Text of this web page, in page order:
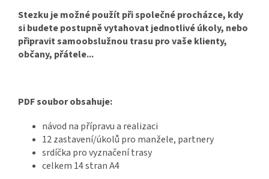
Stezku je možné použít při společné procházce, kdy
si budete postupně vytahovat jednotlivé úkoly, nebo
připravit samoobslužnou trasu pro vaše klienty,
občany, přátele...
PDF soubor obsahuje:
návod na přípravu a realizaci
12 zastavení/úkolů pro manžele, partnery
srdíčka pro vyznačení trasy
celkem 14 stran A4